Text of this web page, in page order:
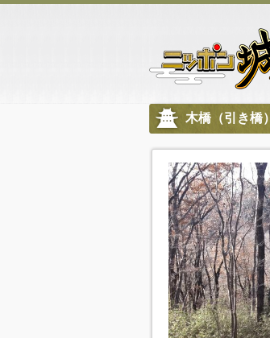
木橋（引き橋）